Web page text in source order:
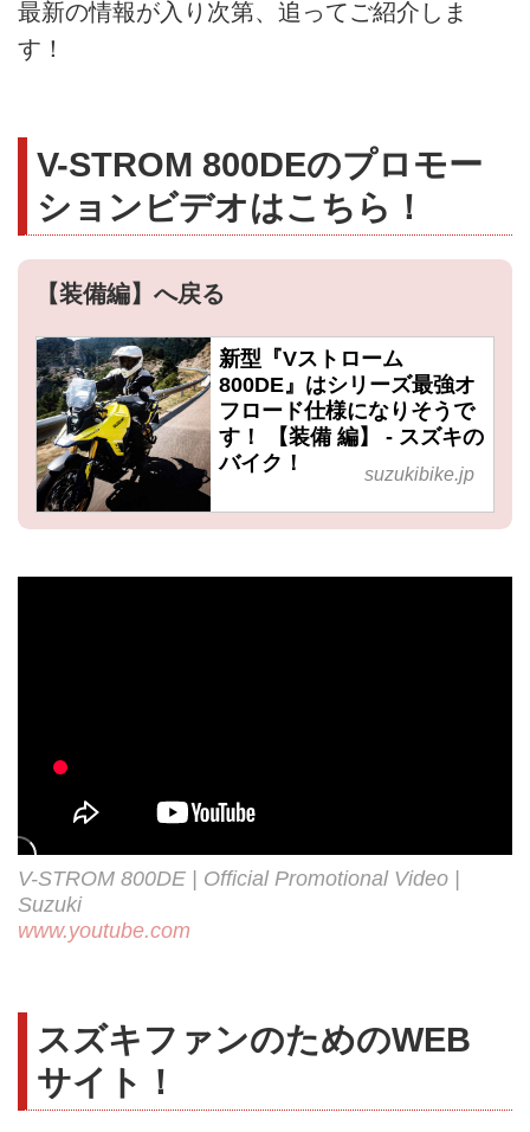
最新の情報が入り次第、追ってご紹介しま
す！
V-STROM 800DEのプロモー
ションビデオはこちら！
【装備編】へ戻る
新型『Vストローム
800DE』はシリーズ最強オ
フロード仕様になりそうで
す！ 【装備 編】 - スズキの
バイク！
suzukibike.jp
V-STROM 800DE | Official Promotional Video |
Suzuki
www.youtube.com
スズキファンのためのWEB
サイト！